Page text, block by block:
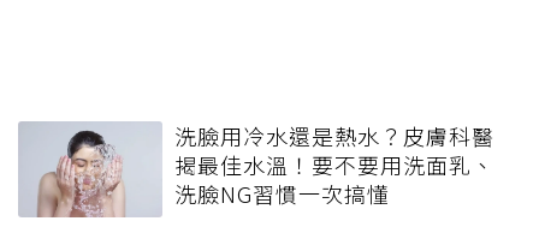
洗臉用冷水還是熱水？皮膚科醫
揭最佳水溫！要不要用洗面乳、
洗臉NG習慣一次搞懂